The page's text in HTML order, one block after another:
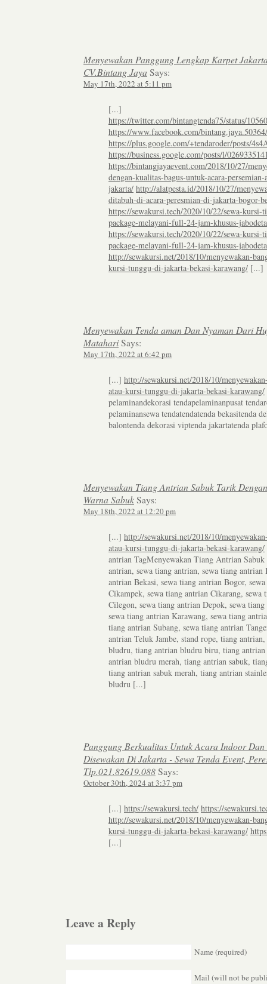
Menyewakan Panggung Lengkap Karpet
CV.Bintang Jaya Says:
May 17th, 2022 at 5:11 pm
[...]
https://twitter.com/bintangtenda75/status/
https://www.facebook.com/
https://plus.google.com/+tendaroder/posts/
https://business.google.com/posts/l/
https://bintangjayaevent.com/2018/10/27/
dengan-kualitas-bagus-untuk-acara-
jakarta/ http://alatpesta.id/2018/10/27/
ditabuh-di-acara-peresmian-di-jakarta-bogor-
https://sewakursi.tech/2020/10/22/sewa-
package-melayani-full-24-jam-khusus-
https://sewakursi.tech/2020/10/22/sewa-
package-melayani-full-24-jam-khusus-
http://sewakursi.net/2018/10/menyewakan-
kursi-tunggu-di-jakarta-bekasi-karawang/ [...]
Menyewakan Tenda aman Dan Nyaman Dari
MatahariSays:
May 17th, 2022 at 6:42 pm
[...] http://sewakursi.net/2018/10/
atau-kursi-tunggu-di-jakarta-bekasi-karawang/
pelaminandekorasi tendapelaminanpusat
pelaminansewa tendatendatenda bekasitenda
balontenda dekorasi viptenda jakartatenda
Menyewakan Tiang Antrian Sabuk Tarik
Warna Sabuk Says:
May 18th, 2022 at 12:20 pm
[...] http://sewakursi.net/2018/10/
atau-kursi-tunggu-di-jakarta-bekasi-karawang/
antrian TagMenyewakan Tiang Antrian
antrian, sewa tiang antrian, sewa tiang antrian
antrian Bekasi, sewa tiang antrian Bogor,
Cikampek, sewa tiang antrian Cikarang, sewa
Cilegon, sewa tiang antrian Depok, sewa
sewa tiang antrian Karawang, sewa tiang
tiang antrian Subang, sewa tiang antrian
antrian Teluk Jambe, stand rope, tiang
bludru, tiang antrian bludru biru, tiang
antrian bludru merah, tiang antrian sabuk,
tiang antrian sabuk merah, tiang antrian
bludru [...]
Panggung Berkualitas Untuk Acara Indoor
Disewakan Di Jakarta - Sewa Tenda Event,
Tlp.021.82619.088 Says:
October 30th, 2024 at 3:37 pm
[...] https://sewakursi.tech/ https://
http://sewakursi.net/2018/10/menyewakan-
kursi-tunggu-di-jakarta-bekasi-karawang/
[...]
Leave a Reply
Name (required)
Mail (will not be